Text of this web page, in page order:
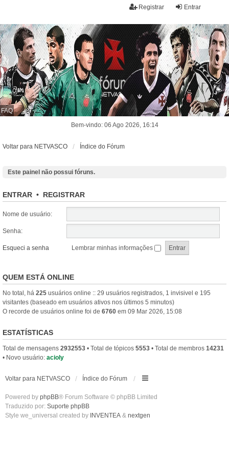
Entrar
Registrar
FAQ
Bem-vindo: 06 Ago 2026, 16:14
Voltar para NETVASCO Índice do Fórum
Este painel não possui fóruns.
ENTRAR • REGISTRAR
Nome de usuário:
Senha:
Esqueci a senha Lembrar minhas informações
QUEM ESTÁ ONLINE
No total, há 225 usuários online :: 29 usuários registrados, 1 invisivel e 195
visitantes (baseado em usuários ativos nos últimos 5 minutos)
O recorde de usuários online foi de 6760 em 09 Mar 2026, 15:08
ESTATÍSTICAS
Total de mensagens 2932553 • Total de tópicos 5553 • Total de membros 14231
• Novo usuário: acioly
Voltar para NETVASCO Índice do Fórum
Powered by phpBB® Forum Software © phpBB Limited
Traduzido por: Suporte phpBB
Style we_universal created by INVENTEA & nextgen